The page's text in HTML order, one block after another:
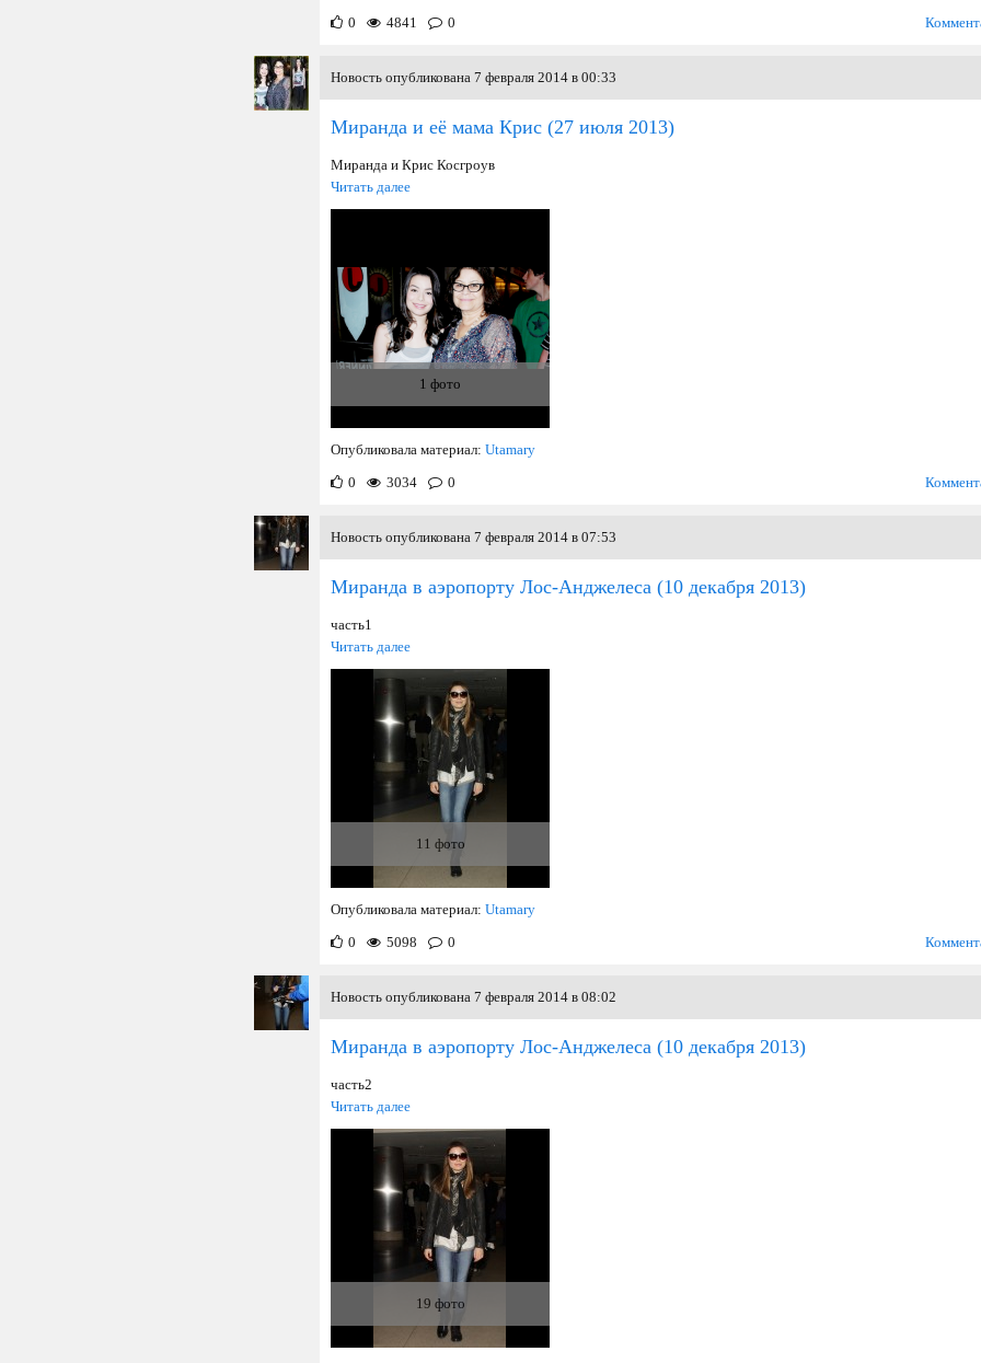
0
4841 0
Новость опубликована 7 февраля 2014 в 00:33
Миранда и её мама Крис (27 июля 2013)
Миранда и Крис Косгроув
Читать далее
1 фото
Опубликовала материал: Utamary
0
3034 0
Новость опубликована 7 февраля 2014 в 07:53
Миранда в аэропорту Лос-Анджелеса (10 декабря 2013)
часть1
Читать далее
11 фото
Опубликовала материал: Utamary
0
5098 0
Новость опубликована 7 февраля 2014 в 08:02
Миранда в аэропорту Лос-Анджелеса (10 декабря 2013)
часть2
Читать далее
19 фото